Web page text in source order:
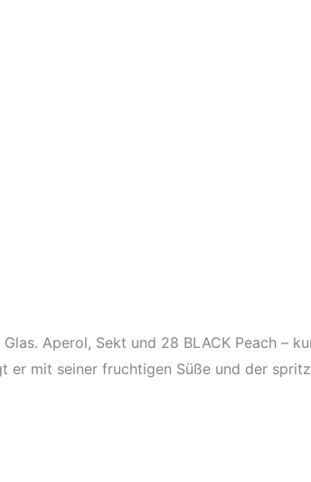
Aperol, Sekt und 28 BLACK Peach
mit seiner fruchtigen Süße und der